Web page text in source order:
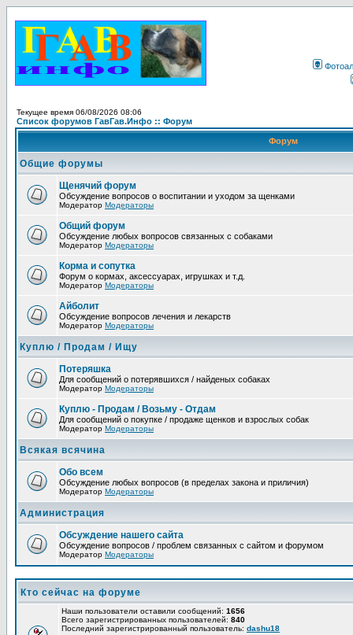
Текущее время 06/08/2026 08:06
Список форумов ГавГав.Инфо :: Форум
Форум
Общие форумы
Щенячий форум
Обсуждение вопросов о воспитании и уходом за щенками
Модератор Модераторы
Общий форум
Обсуждение любых вопросов связанных с собаками
Модератор Модераторы
Корма и сопутка
Форум о кормах, аксессуарах, игрушках и т.д.
Модератор Модераторы
Айболит
Обсуждение вопросов лечения и лекарств
Модератор Модераторы
Куплю / Продам / Ищу
Потеряшка
Для сообщений о потерявшихся / найденых собаках
Модератор Модераторы
Куплю - Продам / Возьму - Отдам
Для сообщений о покупке / продаже щенков и взрослых собак
Модератор Модераторы
Всякая всячина
Обо всем
Обсуждение любых вопросов (в пределах закона и приличия)
Модератор Модераторы
Администрация
Обсуждение нашего сайта
Обсуждение вопросов / проблем связанных с сайтом и форумом
Модератор Модераторы
Кто сейчас на форуме
Наши пользователи оставили сообщений: 1656
Всего зарегистрированных пользователей: 840
Последний зарегистрированный пользователь: dashu18